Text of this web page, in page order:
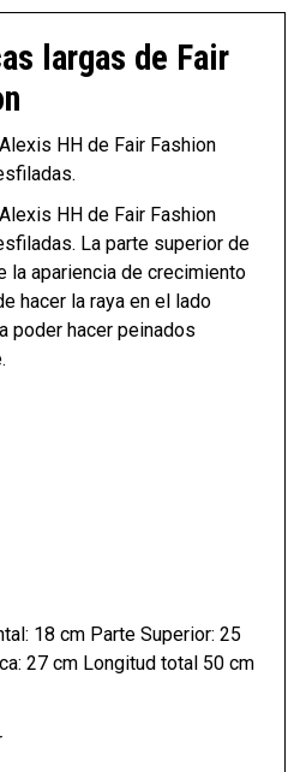
largas de Fair
HH de Fair Fashion
HH de Fair Fashion
La parte superior de
la apariencia de crecimiento
hacer la raya en el lado
poder hacer peinados
18 cm Parte Superior: 25
27 cm Longitud total 50 cm